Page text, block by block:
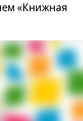
«Книжная